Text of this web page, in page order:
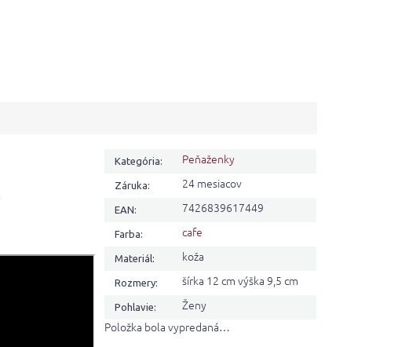
Kategória: Peňaženky
Záruka: 24 mesiacov
EAN: 7426839617449
Farba: cafe
Materiál: koža
Rozmery: šírka 12 cm výška 9,5 cm
Pohlavie:
Ženy
Položka bola vypredaná…